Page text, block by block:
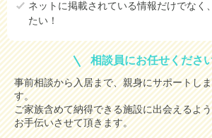
東大阪市
大阪市東住吉区
大阪市平野区
堺市堺区
大阪市住之江区
ネットに掲載されている情報だけでなく
たい！
相談員にお任せくださ
事前相談から入居まで、親身にサポートしま
す。
ご家族含めて納得できる施設に出会えるよ
お手伝いさせて頂きます。